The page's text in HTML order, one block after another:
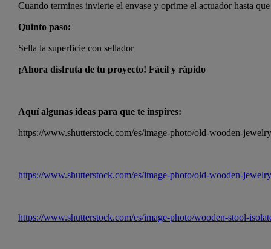
Cuando termines invierte el envase y oprime el actuador hasta
Quinto paso:
Sella la superficie con sellador
¡Ahora disfruta de tu proyecto! Fácil y rápido
Aquí algunas ideas para que te inspires:
https://www.shutterstock.com/es/image-photo/old-wooden-
https://www.shutterstock.com/es/image-photo/old-wooden-
https://www.shutterstock.com/es/image-photo/wooden-stool-